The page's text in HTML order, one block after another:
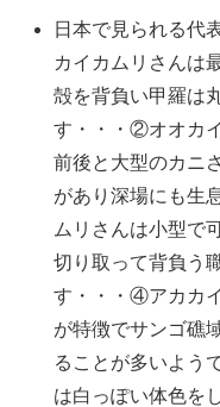
日本で見られる代
カイカムリさんは
殻を背負い甲羅は
す・・・②オオカ
前後と大型のカニ
があり深場にも生
ムリさんは小型で
切り取って背負う
す・・・④アカカ
が特徴でサンゴ礁
ることが多いよう
は白っぽい体色を